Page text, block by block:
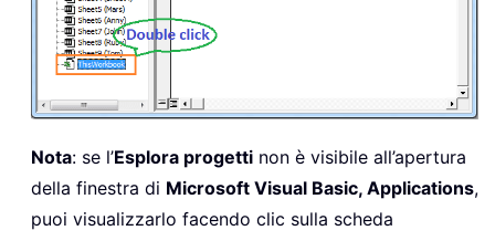
Nota: se l’Esplora progetti non è visibile all’apertura
della finestra di Microsoft Visual Basic, Applications,
puoi visualizzarlo facendo clic sulla scheda